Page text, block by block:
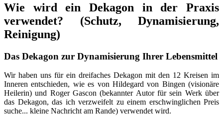
Wie wird ein Dekagon in der Praxis
verwendet? (Schutz, Dynamisierung,
Reinigung)
Das Dekagon zur Dynamisierung Ihrer Lebensmittel
Wir haben uns für ein dreifaches Dekagon mit den 12 Kreisen im
Inneren entschieden, wie es von Hildegard von Bingen (visionäre
Heilerin) und Roger Gascon (bekannter Autor für sein Werk über
das Dekagon, das ich verzweifelt zu einem erschwinglichen Preis
suche... kleine Nachricht am Rande) verwendet wird.